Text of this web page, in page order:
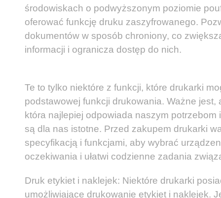
środowiskach o podwyższonym poziomie
oferować funkcję druku zaszyfrowanego.
dokumentów w sposób chroniony, co
informacji i ogranicza dostęp do nich.
Te to tylko niektóre z funkcji, które drukarki
podstawowej funkcji drukowania. Ważne jest,
która najlepiej odpowiada naszym potrzebom
są dla nas istotne. Przed zakupem drukarki
specyfikacją i funkcjami, aby wybrać
oczekiwania i ułatwi codzienne zadania
Druk etykiet i naklejek: Niektóre drukarki
umożliwiające drukowanie etykiet i naklejek.